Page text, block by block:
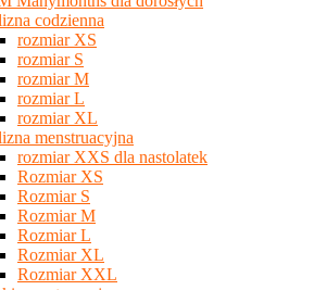
codzienna
rozmiar XS
rozmiar S
rozmiar M
rozmiar L
rozmiar XL
menstruacyjna
rozmiar XXS dla nastolatek
Rozmiar XS
Rozmiar S
Rozmiar M
Rozmiar L
Rozmiar XL
Rozmiar XXL